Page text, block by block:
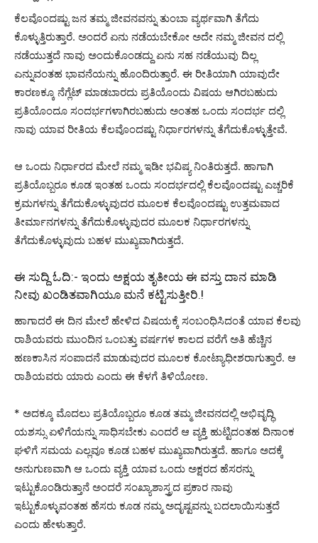
ಕೆಲವೊಂದಷ್ಟು ಜನ ತಮ್ಮ ಜೀವನವನ್ನು ತುಂಬಾ ವ್ಯರ್ಥವಾಗಿ ತೆಗೆದು
ಕೊಳ್ಳುತ್ತಿರುತ್ತಾರೆ. ಅಂದರೆ ಏನು ನಡೆಯಬೇಕೋ ಅದೇ ನಮ್ಮ ಜೀವನ ದಲ್ಲಿ
ನಡೆಯುತ್ತದೆ ನಾವು ಅಂದುಕೊಂಡದ್ದು ಏನು ಸಹ ನಡೆಯುವು ದಿಲ್ಲ
ಎನ್ನುವಂತಹ ಭಾವನೆಯನ್ನು ಹೊಂದಿರುತ್ತಾರೆ. ಈ ರೀತಿಯಾಗಿ ಯಾವುದೇ
ಕಾರಣಕ್ಕೂ ನೆಗ್ಲೆಟ್ ಮಾಡಬಾರದು ಪ್ರತಿಯೊಂದು ವಿಷಯ ಆಗಿರಬಹುದು
ಪ್ರತಿಯೊಂದೂ ಸಂದರ್ಭಗಳಾಗಿರಬಹುದು ಅಂತಹ ಒಂದು ಸಂದರ್ಭ ದಲ್ಲಿ
ನಾವು ಯಾವ ರೀತಿಯ ಕೆಲವೊಂದಷ್ಟು ನಿರ್ಧಾರಗಳನ್ನು ತೆಗೆದುಕೊಳ್ಳುತ್ತೇವೆ.
ಆ ಒಂದು ನಿರ್ಧಾರದ ಮೇಲೆ ನಮ್ಮ ಇಡೀ ಭವಿಷ್ಯ ನಿಂತಿರುತ್ತದೆ. ಹಾಗಾಗಿ
ಪ್ರತಿಯೊಬ್ಬರೂ ಕೂಡ ಇಂತಹ ಒಂದು ಸಂದರ್ಭದಲ್ಲಿ ಕೆಲವೊಂದಷ್ಟು ಎಚ್ಚರಿಕೆ
ಕ್ರಮಗಳನ್ನು ತೆಗೆದುಕೊಳ್ಳುವುದರ ಮೂಲಕ ಕೆಲವೊಂದಷ್ಟು ಉತ್ತಮವಾದ
ತೀರ್ಮಾನಗಳನ್ನು ತೆಗೆದುಕೊಳ್ಳುವುದರ ಮೂಲಕ ನಿರ್ಧಾರಗಳನ್ನು
ತೆಗೆದುಕೊಳ್ಳುವುದು ಬಹಳ ಮುಖ್ಯವಾಗಿರುತ್ತದೆ.
ಈ ಸುದ್ದಿ ಓದಿ:- ಇಂದು ಅಕ್ಷಯ ತೃತೀಯ ಈ ವಸ್ತು ದಾನ ಮಾಡಿ
ನೀವು ಖಂಡಿತವಾಗಿಯೂ ಮನೆ ಕಟ್ಟಿಸುತ್ತೀರಿ.!
ಹಾಗಾದರೆ ಈ ದಿನ ಮೇಲೆ ಹೇಳಿದ ವಿಷಯಕ್ಕೆ ಸಂಬಂಧಿಸಿದಂತೆ ಯಾವ ಕೆಲವು
ರಾಶಿಯವರು ಮುಂದಿನ ಒಂಬತ್ತು ವರ್ಷಗಳ ಕಾಲದ ವರೆಗೆ ಅತಿ ಹೆಚ್ಚಿನ
ಹಣಕಾಸಿನ ಸಂಪಾದನೆ ಮಾಡುವುದರ ಮೂಲಕ ಕೋಟ್ಯಾಧೀಶರಾಗುತ್ತಾರೆ. ಆ
ರಾಶಿಯವರು ಯಾರು ಎಂದು ಈ ಕೆಳಗೆ ತಿಳಿಯೋಣ.
* ಅದಕ್ಕೂ ಮೊದಲು ಪ್ರತಿಯೊಬ್ಬರೂ ಕೂಡ ತಮ್ಮ ಜೀವನದಲ್ಲಿ ಅಭಿವೃದ್ಧಿ
ಯಶಸ್ಸು ಏಳಿಗೆಯನ್ನು ಸಾಧಿಸಬೇಕು ಎಂದರೆ ಆ ವ್ಯಕ್ತಿ ಹುಟ್ಟಿದಂತಹ ದಿನಾಂಕ
ಘಳಿಗೆ ಸಮಯ ಎಲ್ಲವೂ ಕೂಡ ಬಹಳ ಮುಖ್ಯವಾಗಿರುತ್ತದೆ. ಹಾಗೂ ಅದಕ್ಕೆ
ಅನುಗುಣವಾಗಿ ಆ ಒಂದು ವ್ಯಕ್ತಿ ಯಾವ ಒಂದು ಅಕ್ಷರದ ಹೆಸರನ್ನು
ಇಟ್ಟುಕೊಂಡಿರುತ್ತಾನೆ ಅಂದರೆ ಸಂಖ್ಯಾಶಾಸ್ತ್ರದ ಪ್ರಕಾರ ನಾವು
ಇಟ್ಟುಕೊಳ್ಳುವಂತಹ ಹೆಸರು ಕೂಡ ನಮ್ಮ ಅದೃಷ್ಟವನ್ನು ಬದಲಾಯಿಸುತ್ತದೆ
ಎಂದು ಹೇಳುತ್ತಾರೆ.